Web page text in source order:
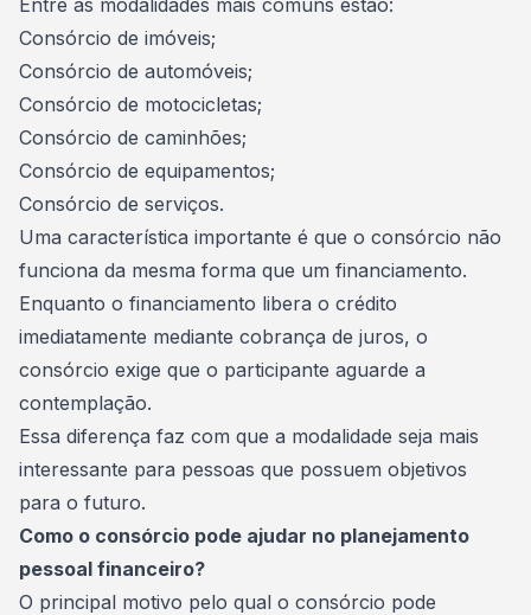
Entre as modalidades mais comuns estão:
Consórcio de imóveis;
Consórcio de automóveis;
Consórcio de motocicletas;
Consórcio de caminhões;
Consórcio de equipamentos;
Consórcio de serviços.
Uma característica importante é que o consórcio não
funciona da mesma forma que um financiamento.
Enquanto o financiamento libera o crédito
imediatamente mediante cobrança de juros, o
consórcio exige que o participante aguarde a
contemplação.
Essa diferença faz com que a modalidade seja mais
interessante para pessoas que possuem objetivos
para o futuro.
Como o consórcio pode ajudar no planejamento
pessoal financeiro?
O principal motivo pelo qual o consórcio pode